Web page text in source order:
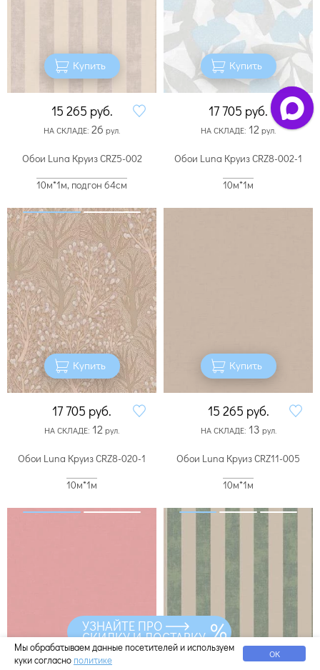
Купить
15 265 руб.
НА СКЛАДЕ: 26 рул.
Купить
17 705 руб.
НА СКЛАДЕ: 12 рул.
Обои Luna Круиз CRZ5-002
10м*1м, подгон 64см
Купить
17 705 руб.
НА СКЛАДЕ: 12рул.
Обои Luna Круиз CRZ8-002-1
10м*1м
Купить
15 265 руб.
НА СКЛАДЕ: 13 рул.
Обои Luna Круиз CRZ8-020-1
10м*1м
Купить
Обои Luna Круиз CRZ11-005
10м*1м
Купить
Мы обрабатываем данные посетителей и используем
куки согласно политике ОК
УЗНАЙТЕ ПРО
СКИДКУ И ДОСТАВКУ